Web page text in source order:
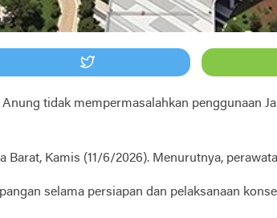
tidak mempermasalahkan penggunaan
Barat, Kamis (11/6/2026). Menurutnya,
selama persiapan dan pelaksanaan